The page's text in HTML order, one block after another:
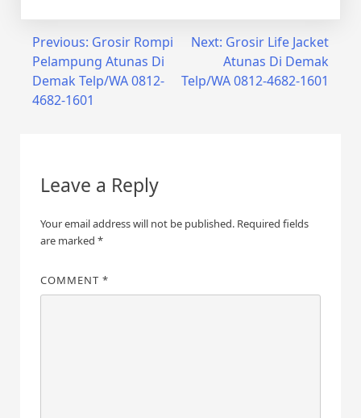
Post
navigation
Previous: Grosir Rompi
Pelampung Atunas Di
Demak Telp/WA 0812-
4682-1601
Next: Grosir Life Jacket
Atunas Di Demak
Telp/WA 0812-4682-1601
Leave a Reply
Your email address will not be published. Required fields
are marked *
COMMENT *